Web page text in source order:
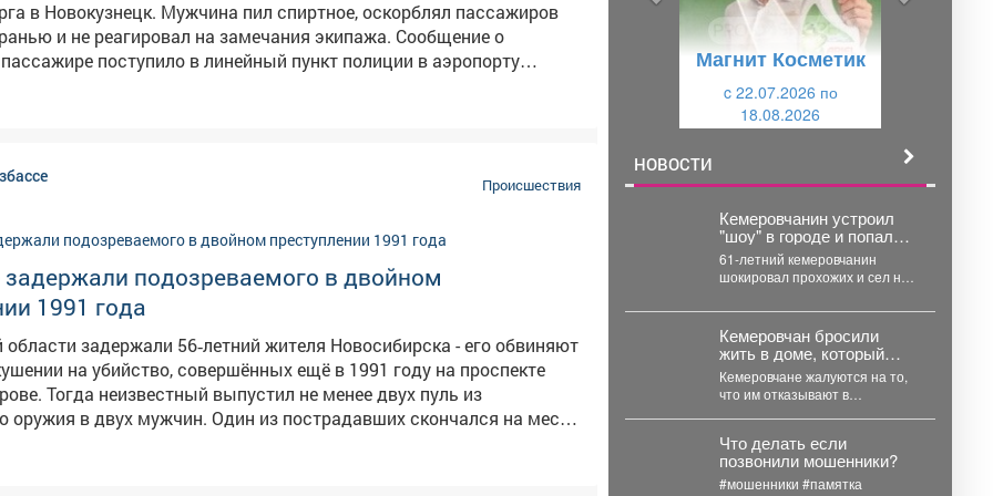
в Новокузнецк. Мужчина пил спиртное, оскорблял пассажиров
и не реагировал на замечания экипажа. Сообщение о
поступило в линейный пункт полиции в аэропорту
диспетчера. Речь шла о рейсе, вылетевшем из Санкт-Петербурга.
авиакомпании отказал 35-летнему жителю Мысков в дальнейшем
оскорблял окружающих с использованием нецензурной лексики,
работников авиакомпании, проявлял агрессию и распивал
прямо в салоне. Нарушителя задержали, медицинское
подтвердило алкогольное опьянение. В отношении
протокол по ч. 1 ст. 20.1 КоАП РФ "Мелкое хулиганство" и
штраф.
Происшествия
задержали подозреваемого в двойном
1991 года
задержали 56‑летний жителя Новосибирска - его обвиняют
на убийство, совершённых ещё в 1991 году на проспекте
двух пуль из
оружия в двух мужчин. Один из пострадавших скончался на месте,
ранения в живот и правое бедро, но выжил благодаря вовремя
не удалось, и уголовное
Магнит Косметик
c 22.07.2026 по
18.08.2026
НОВОСТИ
Кемеровчанин устроил
"шоу" в городе и попал
под арест
61-летний кемеровчанин
шокировал прохожих и сел на
полицейские задержали 61-
летнего...
Кемеровчан бросили
жить в доме, который
вот-вот рухнет
Кемеровчане жалуются на то,
что им отказывают в
Что делать если
позвонили мошенники?
#мошенники #памятка